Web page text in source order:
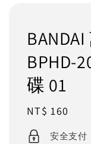
BPHD-
碟 01
Regular
price
NT$ 160
安全支付